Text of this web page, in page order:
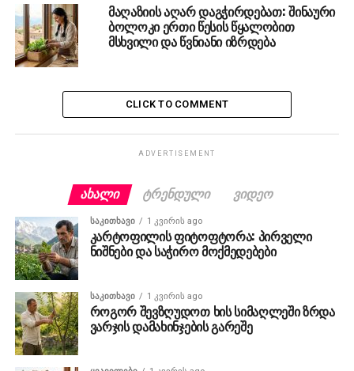
მაღაზიის აღარ დაგჭირდებათ: შინაური
ბოლოკი ერთი წესის წყალობით
მსხვილი და წვნიანი იზრდება
CLICK TO COMMENT
ADVERTISEMENT
ᲐᲮᲐᲚᲘ ᲢᲠᲔᲜᲓᲣᲚᲘ ᲕᲘᲓᲔᲝ
ᲡᲐᲙᲘᲗᲮᲐᲕᲘ 1 კვირის ago
კარტოფილის ფიტოფტორა: პირველი
ნიშნები და საჭირო მოქმედებები
ᲡᲐᲙᲘᲗᲮᲐᲕᲘ 1 კვირის ago
როგორ შევზღუდოთ ხის სიმაღლეში ზრდა
ვარჯის დამახინჯების გარეშე